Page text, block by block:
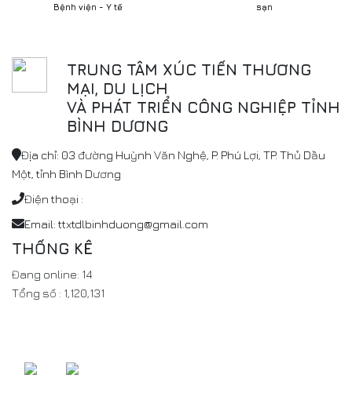
Bệnh viện - Y tế
sạn
TRUNG TÂM XÚC TIẾN THƯƠNG
MẠI, DU LỊCH
VÀ PHÁT TRIỂN CÔNG NGHIỆP TỈNH
BÌNH DƯƠNG
Địa chỉ: 03 đường Huỳnh Văn Nghệ, P. Phú Lợi, TP. Thủ Dầu
Một, tỉnh Bình Dương
Điện thoại :
Email: ttxtdlbinhduong@gmail.com
THỐNG KÊ
Đang online: 14
Tổng số : 1,120,131